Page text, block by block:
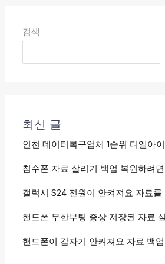
검색
최신 글
인천 데이터복구업체 1순위 디엘아
침수폰 자료 살리기 백업 복원하려면
갤럭시 S24 전원이 안켜져요 자료를
핸드폰 무한부팅 증상 저장된 자료
핸드폰이 갑자기 안켜져요 자료 백